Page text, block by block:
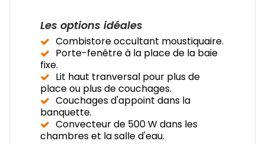
Les options idéales
Combistore occultant moustiquaire.
Porte-fenêtre à la place de la baie
fixe.
Lit haut tranversal pour plus de
place ou plus de couchages.
Couchages d'appoint dans la
banquette.
Convecteur de 500 W dans les
chambres et la salle d'eau.